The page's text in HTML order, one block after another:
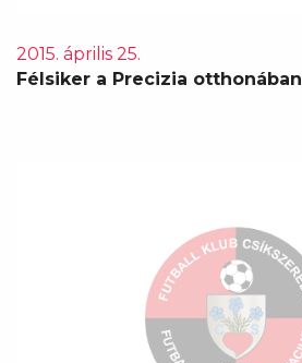
2015. április 25.
Félsiker a Precizia otthonában